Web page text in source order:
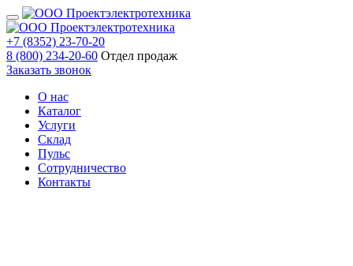
+7 (8352) 23-70-20
8 (800) 234-20-60 Отдел продаж
Заказать звонок
О нас
Каталог
Услуги
Склад
Пульс
Сотрудничество
Контакты